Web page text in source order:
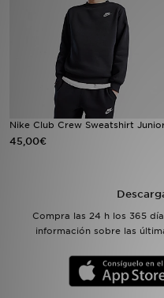
Nike Club Crew Sweatshirt
45,00€
Compra las 24 h los 365
información sobre las
Deportes & Fitness
JD Fútbol
Ofertas
TARJETA REGALO